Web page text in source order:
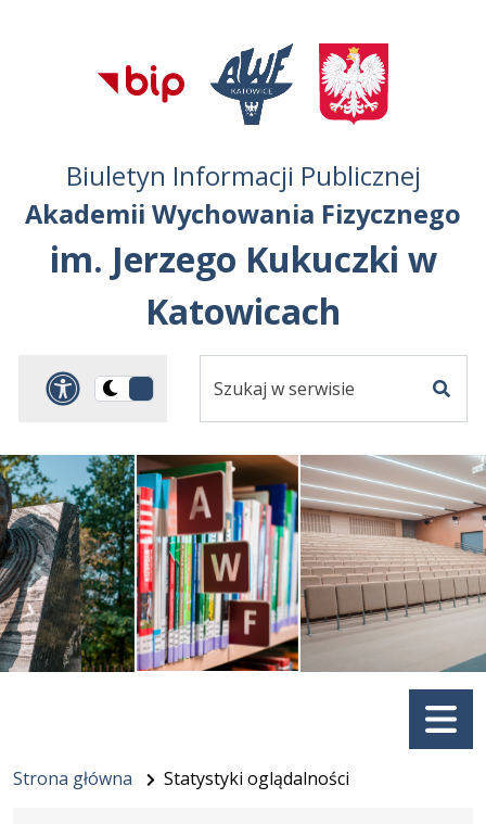
Przejdź do
głównego menu
Przejdź do treści
Przejdź do mapy
serwisu
Biuletyn Informacji Publicznej
Akademii Wychowania Fizycznego
im. Jerzego Kukuczki w
Katowicach
Panel dostosowania
Przełącz
ciemną
serwisie
Menu
Strona główna Statystyki oglądalności